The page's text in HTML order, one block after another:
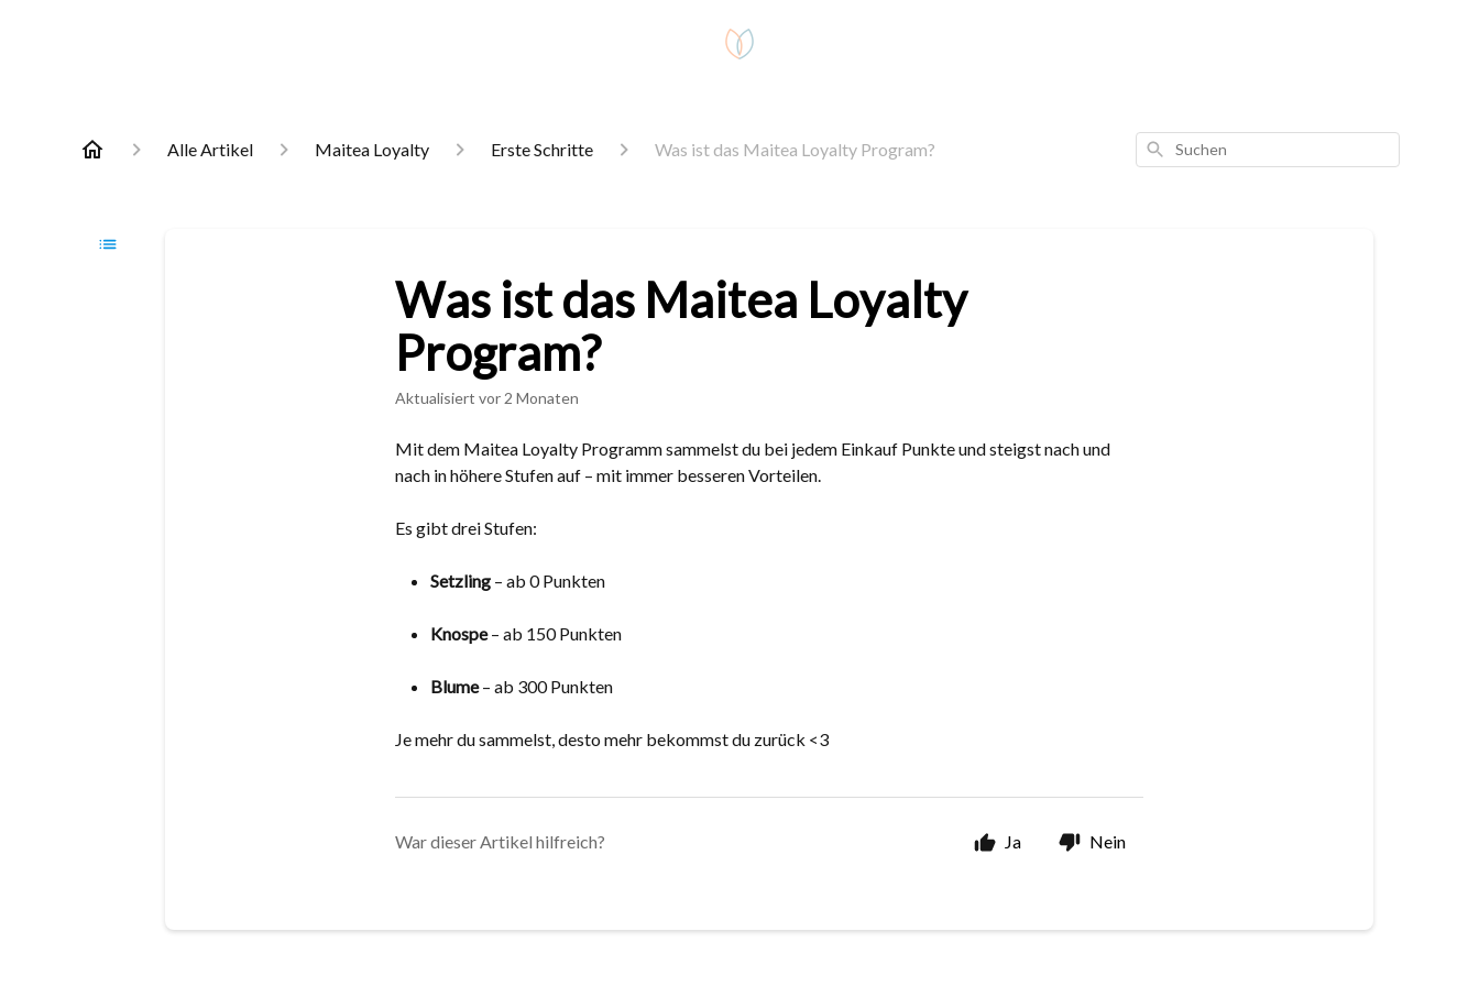
Alle Artikel Maitea Loyalty Erste Schritte Was ist das Maitea Loyalty Program? Suchen
Was ist das Maitea Loyalty
Program?
Aktualisiert vor 2 Monaten
Mit dem Maitea Loyalty Programm sammelst du bei jedem Einkauf Punkte und steigst nach und
nach in höhere Stufen auf – mit immer besseren Vorteilen.
Es gibt drei Stufen:
Setzling – ab 0 Punkten
Knospe– ab 150 Punkten
Blume– ab 300 Punkten
Je mehr du sammelst, desto mehr bekommst du zurück <3
War dieser Artikel hilfreich? Ja Nein